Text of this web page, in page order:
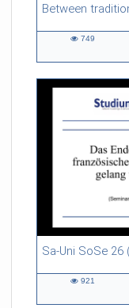
54:13 duration
749
Sa-Uni SoSe 26
46:53 duration
921